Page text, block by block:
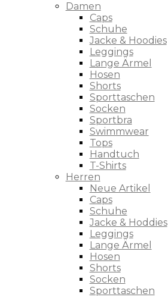
Damen
Caps
Schuhe
Jacke & Hoodies
Leggings
Lange Ärmel
Hosen
Shorts
Sporttaschen
Socken
Sportbra
Swimmwear
Tops
Handtuch
T-Shirts
Herren
Neue Artikel
Caps
Schuhe
Jacke & Hoddies
Leggings
Lange Ärmel
Hosen
Shorts
Socken
Sporttaschen